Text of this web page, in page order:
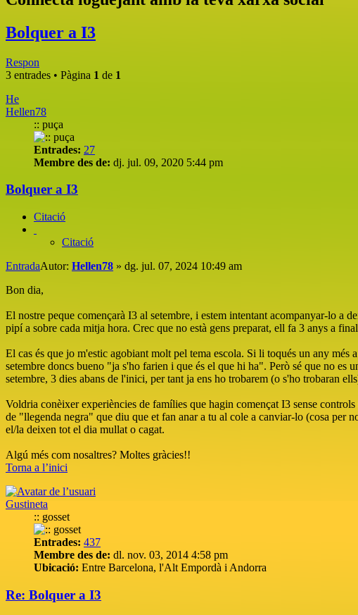
Bolquer a I3
Respon
3 entrades • Pàgina 1 de 1
He
Hellen78
:: puça
Entrades: 27
Membre des de: dj. jul. 09, 2020 5:44 pm
Bolquer a I3
Citació
Citació
EntradaAutor: Hellen78 » dg. jul. 07, 2024 10:49 am
Bon dia,
El nostre peque començarà I3 al setembre, i estem intentant acompanyar-lo a
pipí a sobre cada mitja hora. Crec que no està gens preparat, ell fa 3 anys a
El cas és que jo m'estic agobiant molt pel tema escola. Si li toqués un any
setembre doncs bueno "ja s'ho farien i que és el que hi ha". Però sé que no es
setembre, 3 dies abans de l'inici, per tant ja ens ho trobarem (o s'ho trobaran
Voldria conèixer experiències de famílies que hagin començat I3 sense
de "llegenda negra" que diu que et fan anar a tu al cole a canviar-lo (cosa per
el/la deixen tot el dia mullat o cagat.
Algú més com nosaltres? Moltes gràcies!!
Torna a l’inici
Gustineta
:: gosset
Entrades: 437
Membre des de: dl. nov. 03, 2014 4:58 pm
Ubicació: Entre Barcelona, l'Alt Empordà i Andorra
Re: Bolquer a I3